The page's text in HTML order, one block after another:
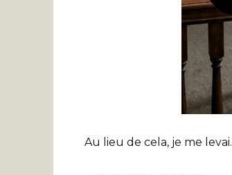
Au lieu de cela, je me levai.